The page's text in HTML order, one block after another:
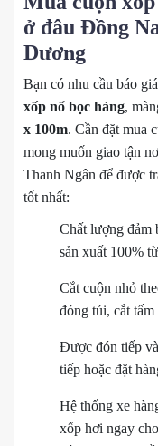
ở đâu Đồng
Dương
Bạn có nhu cầu báo
xốp nổ bọc hàng,
x 100m. Cần đặt mua
mong muốn giao tận
Thanh Ngân để được
tốt nhất:
Chất lượng đảm
sản xuất 100%
Cắt cuộn nhỏ
đóng túi, cắt tấm
Được đón tiếp
tiếp hoặc đặt
Hệ thống xe
xốp hơi ngay